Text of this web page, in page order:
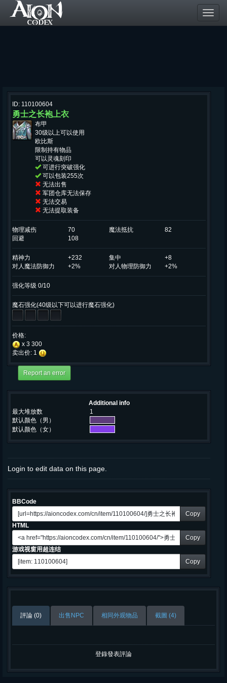
ID: 110100604
勇士之长袍上衣
布甲
30级以上可以使用
欧比斯
限制持有物品
可以灵魂刻印
可进行突破强化
可以包装255次
无法出售
军团仓库无法保存
无法交易
无法提取装备
物理减伤 70 魔法抵抗
82
回避
108
精神力 +232 集中
+8
对人魔法防御力
+2% 对人物理防御力 +2%
强化等级 0/10
魔石强化(40级以下可以进行魔石强化)
价格:
x 3 300
卖出价: 1
Additional info
最大堆放数
1
默认颜色（男）
默认颜色（女）
Login to edit data on this page.
BBCode
Copy
HTML
Copy
游戏视窗用超连结
Copy
評論 (0) 出售NPC 相同外观物品 截圖 (4)
登錄發表評論